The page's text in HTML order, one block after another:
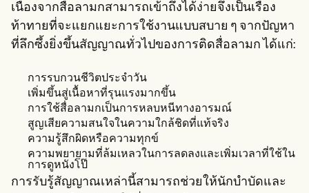
เนื่องจากสื่อลามกสามารถเข้าถึงได้ง่ายจึงเป็นเรื่อง
ท้าทายที่จะแยกแยะการใช้งานแบบสบาย ๆ จากปัญหา
ที่ลึกซึ้งยิ่งขึ้นสัญญาณทั่วไปของการติดสื่อลามก ได้แก่:
การรบกวนชีวิตประจำวัน
เพิ่มขึ้นสู่เนื้อหาที่รุนแรงมากขึ้น
การใช้สื่อลามกเป็นการหลบหนีทางอารมณ์
สูญเสียความสนใจในความใกล้ชิดที่แท้จริง
ความรู้สึกผิดหรือความทุกข์
ความพยายามที่ล้มเหลวในการลดลงและเพิ่มเวลาที่ใช้ใน
การดูหนังโป๊
การรับรู้สัญญาณเหล่านี้สามารถช่วยให้นักบำบัดและ